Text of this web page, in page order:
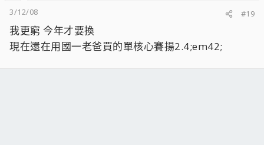
3/12/08
#19
我更窮 今年才要換
現在還在用國一老爸買的單核心賽揚2.4;em42;